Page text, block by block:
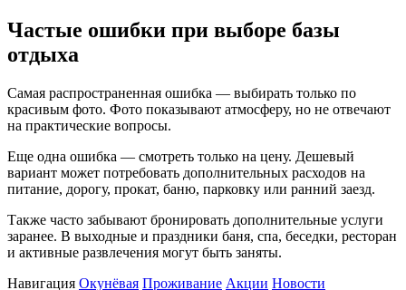
Частые ошибки при выборе базы
отдыха
Самая распространенная ошибка — выбирать только по
красивым фото. Фото показывают атмосферу, но не отвечают
на практические вопросы.
Еще одна ошибка — смотреть только на цену. Дешевый
вариант может потребовать дополнительных расходов на
питание, дорогу, прокат, баню, парковку или ранний заезд.
Также часто забывают бронировать дополнительные услуги
заранее. В выходные и праздники баня, спа, беседки, ресторан
и активные развлечения могут быть заняты.
Навигация Окунёвая Проживание Акции Новости